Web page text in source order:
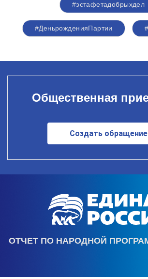
#эстафетадобрыхдел
#ДеньрожденияПартии
Общественная
Создать обращение
ОТЧЕТ ПО НАРОДНОЙ